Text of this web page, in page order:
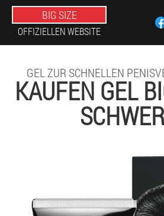
BIG SIZE
OFFIZIELLEN WEBSITE
GEL ZUR SCHNELLEN
KAUFEN GEL